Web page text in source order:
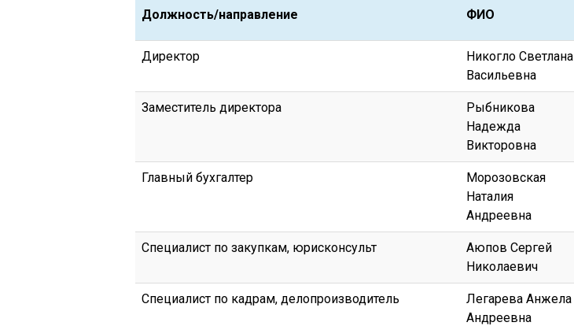
Должность/направление ФИО
Директор
Никогло Светлана
Васильевна
Заместитель директора
Рыбникова
Надежда
Викторовна
Главный бухгалтер
Морозовская
Наталия
Андреевна
Специалист по закупкам, юрисконсульт
Аюпов Сергей
Николаевич
Специалист по кадрам, делопроизводитель
Легарева Анжела
Андреевна